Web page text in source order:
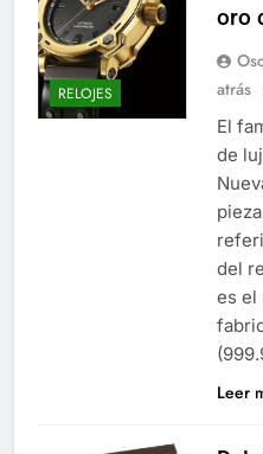
RELOJES
oro
atrás
El
de
del
es el
Leer